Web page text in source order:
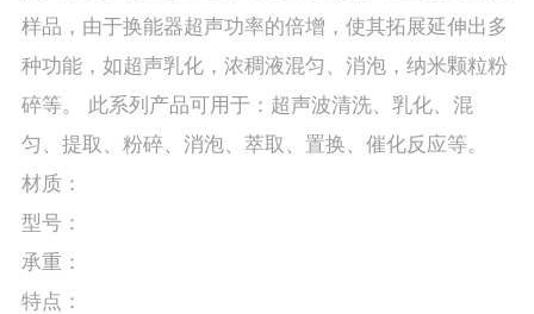
样品，由于换能器超声功率的倍增，使其拓展延伸出多
种功能，如超声乳化，浓稠液混匀、消泡，纳米颗粒粉
碎等。 此系列产品可用于：超声波清洗、乳化、混
匀、提取、粉碎、消泡、萃取、置换、催化反应等。
材质：
型号：
承重：
特点：